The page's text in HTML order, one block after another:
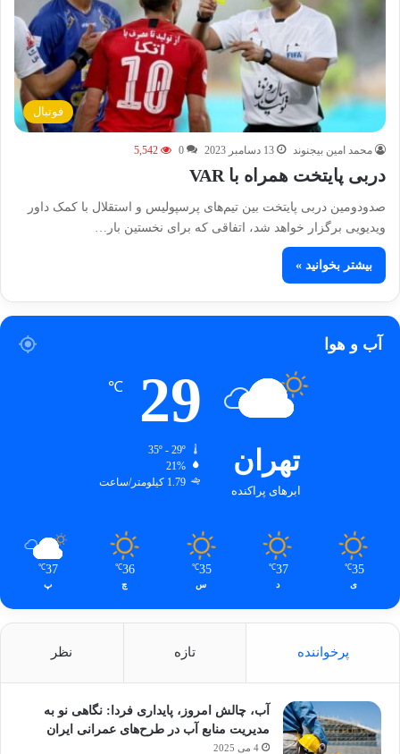
فوتبال
محمد امین بیجنوند 13 دسامبر 2023 0
5,542
دربی پایتخت همراه با VAR
صدودومین دربی پایتخت بین تیم‌های پرسپولیس و استقلال با کمک داور
ویدیویی برگزار خواهد شد، اتفاقی که برای نخستین بار…
بیشتر بخوانید »
آب و هوا
تهران
ابرهای پراکنده
29
℃
21%
1.79 کیلومتر/ساعت
35
℃
ی
37
℃
د
35
℃
س
36
℃
چ
37
℃
پ
پرخواننده تازه نظر
آب، چالش امروز، پایداری فردا: نگاهی نو به
مدیریت منابع آب در طرح‌های عمرانی ایران
4 می 2025